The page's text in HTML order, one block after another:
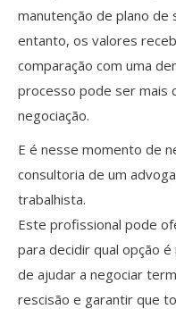
manutenção de plano de
entanto, os valores
comparação com uma
processo pode ser mais
negociação.
E é nesse momento de
consultoria de um
trabalhista.
Este profissional pode
para decidir qual opção
de ajudar a negociar
rescisão e garantir que